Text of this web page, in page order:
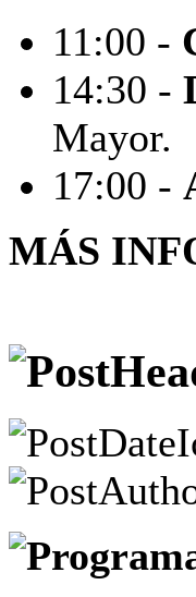
11:00 -
14:30 -
Mayor.
17:00 -
MÁS